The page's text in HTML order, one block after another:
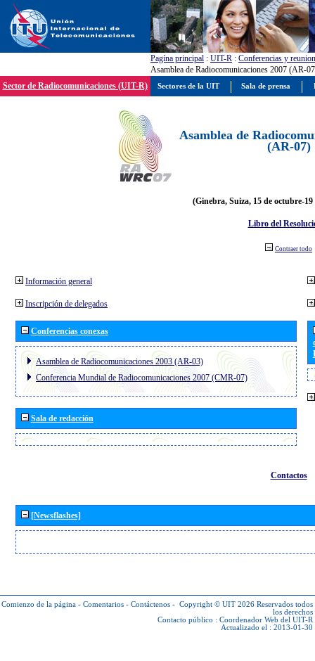
Pagína principal : UIT-R : Conferencias y
Asamblea de Radiocomunicaciones 2007 (AR-
Sector de Radiocomunicaciones (UIT-R)
Asamblea de
(AR-07)
(Ginebra, Suiza, 15 de octubre-19
Libro del
Contraer todo
Información general
Inscripción de delegados
Conferencias conexas
Asamblea de Radiocomunicaciones 2003 (AR-03)
Conferencia Mundial de Radiocomunicaciones 2007 (CMR-07)
Sala de redacción
Contactos
[Newsflashes]
Comienzo de la página - Comentarios - Contáctenos - Copyright © UIT 2026 Reservados todos
los derechos
Contacto público : Coordenador Web del UIT-R
Actualizado el : 2013-01-30
Sectores de la UIT Sala de prensa